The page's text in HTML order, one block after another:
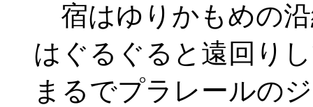
宿はゆりかもめの
はぐるぐると遠回り
まるでプラレールの